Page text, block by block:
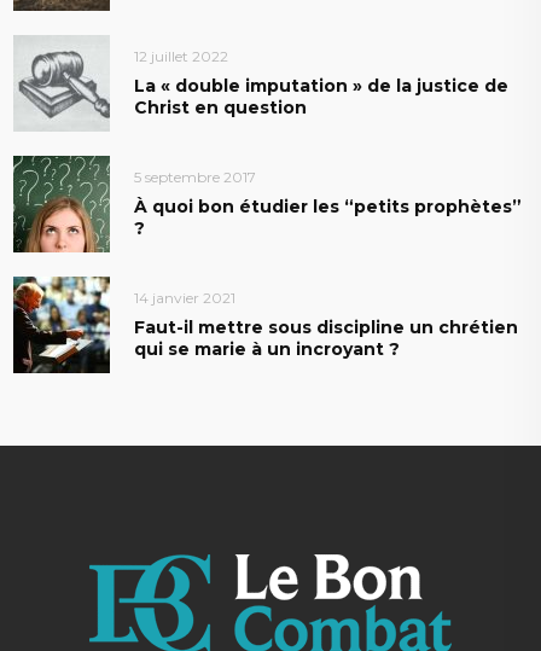
12 juillet 2022
La « double imputation » de la justice de
Christ en question
5 septembre 2017
À quoi bon étudier les “petits prophètes”
?
14 janvier 2021
Faut-il mettre sous discipline un chrétien
qui se marie à un incroyant ?